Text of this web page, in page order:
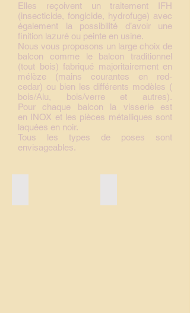
Elles reçoivent un traitement IFH
(insecticide, fongicide, hydrofuge) avec
également la possibilité d’avoir une
finition lazuré ou peinte en usine.
Nous vous proposons un large choix de
balcon comme le balcon traditionnel
(tout bois) fabriqué majoritairement en
mélèze (mains courantes en red-
cedar) ou bien les différents modèles (
bois/Alu, bois/verre et autres).
Pour chaque balcon la visserie est
en INOX et les pièces métalliques sont
laquées en noir.​
Tous les types de poses sont
envisageables.